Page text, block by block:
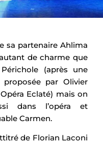
sa partenaire Ahlima
de charme que
(après une
proposée par Olivier
Eclaté) mais on
dans l’opéra et
Carmen.
de Florian Laconi